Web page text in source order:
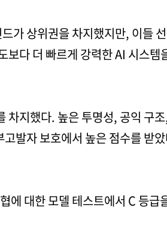
가 상위권을 차지했지만, 이들
다 더 빠르게 강력한 AI 시스
차지했다. 높은 투명성, 공익 구
발자 보호에서 높은 점수를 받
에 대한 모델 테스트에서 C 등급